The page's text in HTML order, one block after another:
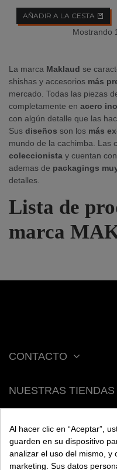
Lista de
marca
La marca Maklaud se
shishas y accesorios más
mercado. Todas las piezas
completamente en acero
con algún detalle que las
Sus diseños son los más
mundo de la cachimba. Las
coleccionista y cuentan con
ademas de packagings
detalles.
AÑADIR A LA CESTA
Mostrando
CONTACTO
NUESTRAS TIENDAS
ACERCA DE
AYUDA
Al hacer clic en “Aceptar”,
guarden en su dispositivo
analizar el uso del mismo, y
marketing. Sus datos